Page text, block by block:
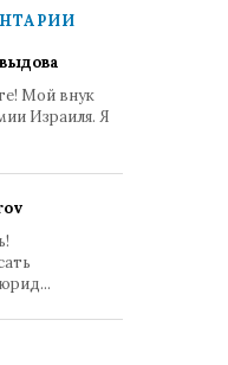
Мой внук
Израиля. Я